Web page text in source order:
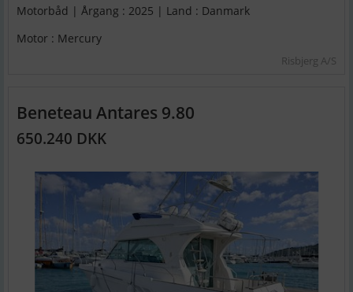
Motorbåd | Årgang : 2025 | Land : Danmark
Motor : Mercury
Risbjerg A/S
Beneteau Antares 9.80
650.240 DKK